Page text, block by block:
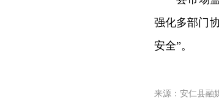
强化多部门
安全”。
来源：安仁县融